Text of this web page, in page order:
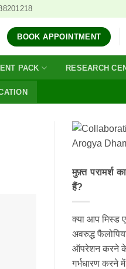
BOOK APPOINTMENT
PACK RESEARCH
मुफ़्त परामर्श
हैं?
क्या आप मिस्ड
अवरुद्ध
ऑपरेशन करने के
गर्भधारण करने